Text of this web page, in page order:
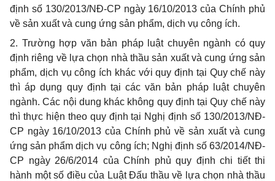
định số 130/2013/NĐ-CP ngày 16/10/2013 của Chính phủ
về sản xuất và cung ứng sản phẩm, dịch vụ công ích.
2. Trường hợp văn bản pháp luật chuyên ngành có quy
định riêng về lựa chọn nhà thầu sản xuất và cung ứng sản
phẩm, dịch vụ công ích khác với quy định tại Quy chế này
thì áp dụng quy định tại cácvăn bản pháp luật chuyên
ngành. Các nội dung khác không quy định tại Quy chế này
thì thực hiện theo quy định tại Nghị định số 130/2013/NĐ-
CP ngày 16/10/2013 của Chính phủ về sản xuất và cung
ứng sản phẩm dịch vụ công ích; Nghị định số 63/2014/NĐ-
CP ngày 26/6/2014 của Chính phủ quy định chi tiết thi
hành một số điều của Luật Đấu thầu về lựa chọn nhà thầu